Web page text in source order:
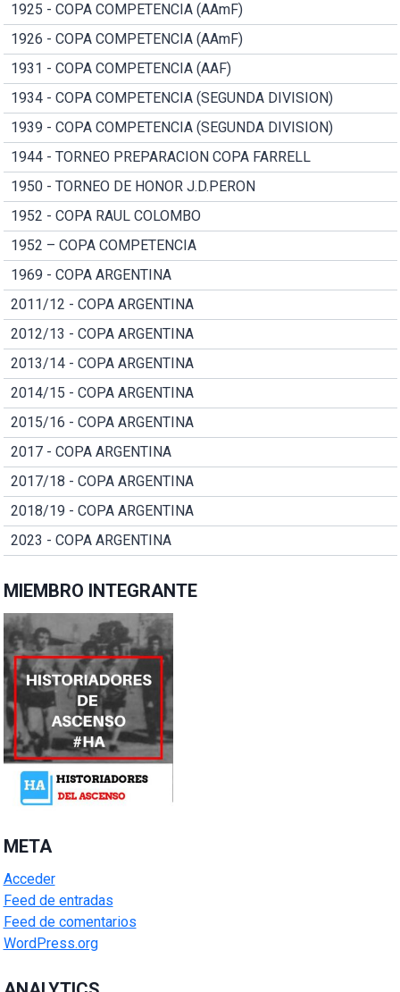
1925 - COPA COMPETENCIA (AAmF)
1926 - COPA COMPETENCIA (AAmF)
1931 - COPA COMPETENCIA (AAF)
1934 - COPA COMPETENCIA (SEGUNDA DIVISION)
1939 - COPA COMPETENCIA (SEGUNDA DIVISION)
1944 - TORNEO PREPARACION COPA FARRELL
1950 - TORNEO DE HONOR J.D.PERON
1952 - COPA RAUL COLOMBO
1952 – COPA COMPETENCIA
1969 - COPA ARGENTINA
2011/12 - COPA ARGENTINA
2012/13 - COPA ARGENTINA
2013/14 - COPA ARGENTINA
2014/15 - COPA ARGENTINA
2015/16 - COPA ARGENTINA
2017 - COPA ARGENTINA
2017/18 - COPA ARGENTINA
2018/19 - COPA ARGENTINA
2023 - COPA ARGENTINA
MIEMBRO INTEGRANTE
META
Acceder
Feed de entradas
Feed de comentarios
WordPress.org